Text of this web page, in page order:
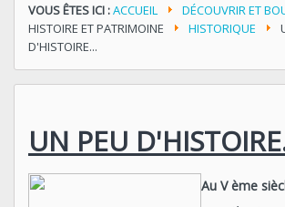
VOUS ÊTES ICI :ACCUEIL
DÉCOUVRIR ET
HISTOIRE ET PATRIMOINE
HISTORIQUE
D'HISTOIRE...
UN PEU
Au V ème